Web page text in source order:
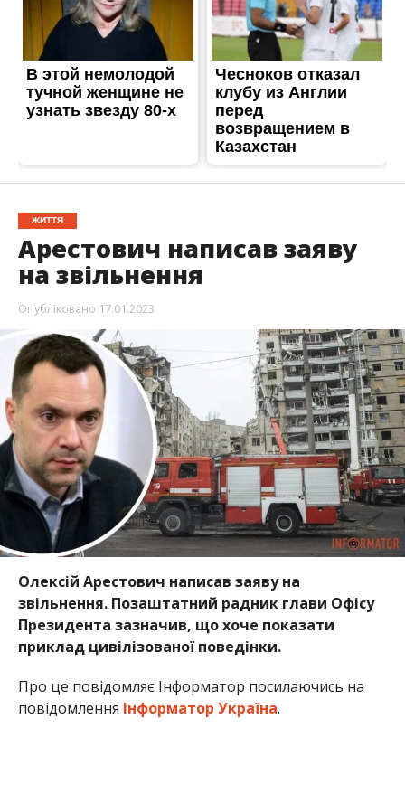
ЖИТТЯ
Арестович написав заяву
на звільнення
Опубліковано 17.01.2023
Олексій Арестович написав заяву на
звільнення. Позаштатний радник глави Офісу
Президента зазначив, що хоче показати
приклад цивілізованої поведінки.
Про це повідомляє Інформатор посилаючись на
повідомлення Інформатор Україна.